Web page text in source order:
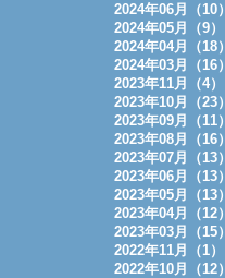
2024年06月（10）
2024年05月（9）
2024年04月（18）
2024年03月（16）
2023年11月（4）
2023年10月（23）
2023年09月（11）
2023年08月（16）
2023年07月（13）
2023年06月（13）
2023年05月（13）
2023年04月（12）
2023年03月（15）
2022年11月（1）
2022年10月（12）